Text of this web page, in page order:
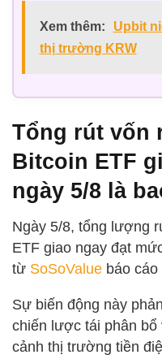
Xem thêm:
Upbit
thị trường KRW
Tổng rút vốn
Bitcoin ETF
ngày 5/8 là
Ngày 5/8, tổng lượng
ETF giao ngay đạt
từ SoSoValue báo
Sự biến động này
chiến lược tái phân bổ
cảnh thị trường tiền